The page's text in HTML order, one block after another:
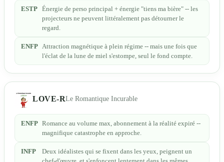
ESTP Énergie de perso principal + énergie "tiens ma bière" -- les
projecteurs ne peuvent littéralement pas détourner le
regard.
ENFP Attraction magnétique à plein régime -- mais une fois que
l'éclat de la lune de miel s'estompe, seul le fond compte.
LOVE-RLe Romantique Incurable
ENFP Romance au volume max, abonnement à la réalité expiré --
magnifique catastrophe en approche.
INFP
Deux idéalistes qui se fixent dans les yeux, peignent un